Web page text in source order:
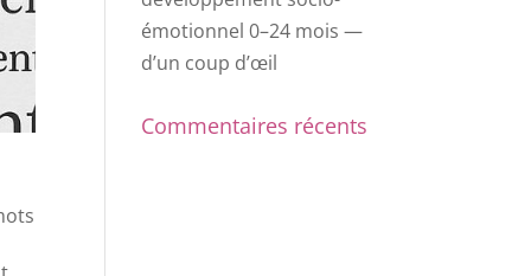
émotionnel 0–24 mois —
d’un coup d’œil
Commentaires récents